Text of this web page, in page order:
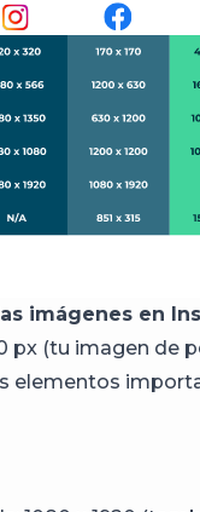
imágenes en
px (tu imagen de
elementos